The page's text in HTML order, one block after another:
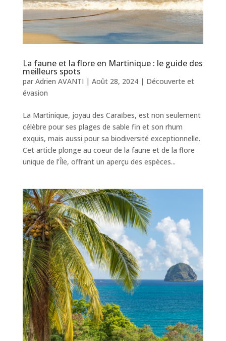
La faune et la flore en Martinique : le guide des
meilleurs spots
par Adrien AVANTI | Août 28, 2024| Découverte et
évasion
La Martinique, joyau des Caraïbes, est non seulement
célèbre pour ses plages de sable fin et son rhum
exquis, mais aussi pour sa biodiversité exceptionnelle.
Cet article plonge au coeur de la faune et de la flore
unique de l’Île, offrant un aperçu des espèces...